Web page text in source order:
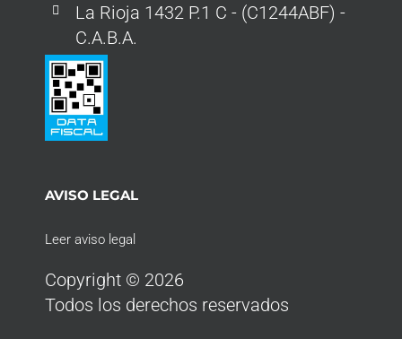
La Rioja 1432 P.1 C - (C1244ABF) -
C.A.B.A.
AVISO LEGAL
Leer aviso legal
Copyright © 2026
Todos los derechos reservados